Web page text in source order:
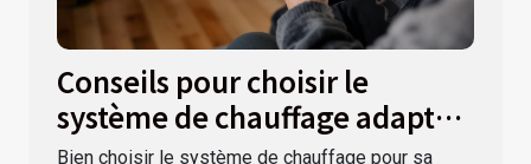
Conseils pour choisir le
système de chauffage adapté à
votre maison
Bien choisir le système de chauffage pour sa